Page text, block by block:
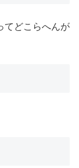
てどこらへんが